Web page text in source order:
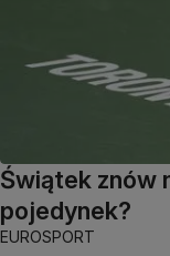
Świątek znów
pojedynek?
EUROSPORT